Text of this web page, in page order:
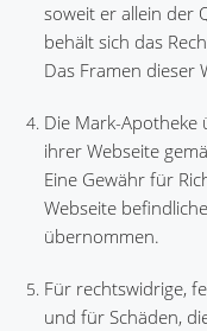
soweit er allein der
behält sich das
Das Framen dieser
Die Mark-
ihrer Webseite
Eine Gewähr für
Webseite
übernommen.
Für rechtswidrige,
und für Schäden,